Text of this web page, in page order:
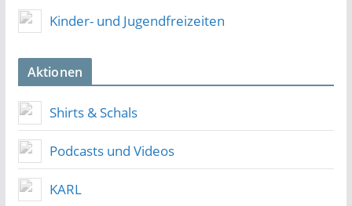
Kinder- und Jugendfreizeiten
Aktionen
Shirts & Schals
Podcasts und Videos
KARL